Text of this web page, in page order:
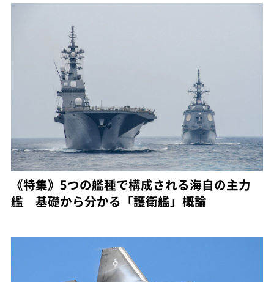
《特集》5つの艦種で構成される海自の主力
艦 基礎から分かる「護衛艦」概論